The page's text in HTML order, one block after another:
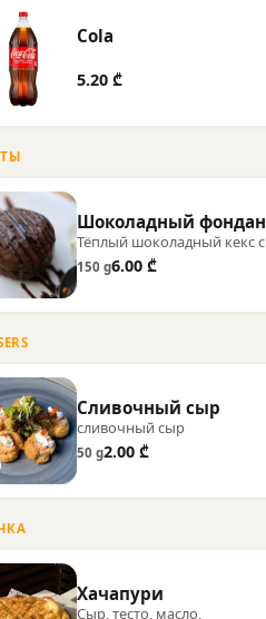
Cola
5.20 ₾
Шоколадный фондан
150 g6.00 ₾
Cливочный сыр
сливочный сыр
50 g2.00 ₾
Хачапури
Сыр, тесто, масло,